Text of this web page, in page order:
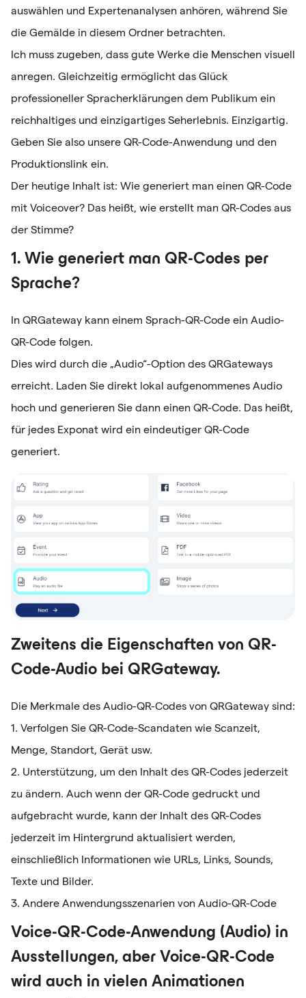
auswählen und Expertenanalysen anhören, während Sie
die Gemälde in diesem Ordner betrachten.
Ich muss zugeben, dass gute Werke die Menschen visuell
anregen. Gleichzeitig ermöglicht das Glück
professioneller Spracherklärungen dem Publikum ein
reichhaltiges und einzigartiges Seherlebnis. Einzigartig.
Geben Sie also unsere QR-Code-Anwendung und den
Produktionslink ein.
Der heutige Inhalt ist: Wie generiert man einen QR-Code
mit Voiceover? Das heißt, wie erstellt man QR-Codes aus
der Stimme?
1. Wie generiert man QR-Codes per
Sprache?
In QRGateway kann einem Sprach-QR-Code ein Audio-
QR-Code folgen.
Dies wird durch die „Audio“-Option des QRGateways
erreicht. Laden Sie direkt lokal aufgenommenes Audio
hoch und generieren Sie dann einen QR-Code. Das heißt,
für jedes Exponat wird ein eindeutiger QR-Code
generiert.
Zweitens die Eigenschaften von QR-
Code-Audio bei QRGateway.
Die Merkmale des Audio-QR-Codes von QRGateway sind:
1. Verfolgen Sie QR-Code-Scandaten wie Scanzeit,
Menge, Standort, Gerät usw.
2. Unterstützung, um den Inhalt des QR-Codes jederzeit
zu ändern. Auch wenn der QR-Code gedruckt und
aufgebracht wurde, kann der Inhalt des QR-Codes
jederzeit im Hintergrund aktualisiert werden,
einschließlich Informationen wie URLs, Links, Sounds,
Texte und Bilder.
3. Andere Anwendungsszenarien von Audio-QR-Code
Voice-QR-Code-Anwendung (Audio) in
Ausstellungen, aber Voice-QR-Code
wird auch in vielen Animationen